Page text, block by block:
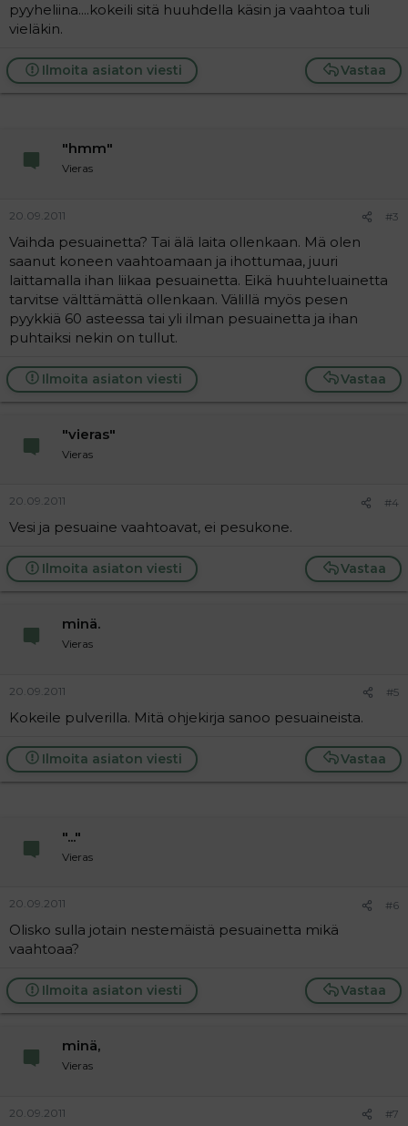
pyyheliina....kokeili sitä huuhdella käsin ja vaahtoa tuli
vieläkin.
Vastaa
Ilmoita asiaton viesti
"hmm"
Vieras
20.09.2011 #3
Vaihda pesuainetta? Tai älä laita ollenkaan. Mä olen
saanut koneen vaahtoamaan ja ihottumaa, juuri
laittamalla ihan liikaa pesuainetta. Eikä huuhteluainetta
tarvitse välttämättä ollenkaan. Välillä myös pesen
pyykkiä 60 asteessa tai yli ilman pesuainetta ja ihan
puhtaiksi nekin on tullut.
Vastaa
Ilmoita asiaton viesti
"vieras"
Vieras
20.09.2011 #4
Vesi ja pesuaine vaahtoavat, ei pesukone.
Vastaa
Ilmoita asiaton viesti
minä.
Vieras
20.09.2011 #5
Kokeile pulverilla. Mitä ohjekirja sanoo pesuaineista.
Vastaa
Ilmoita asiaton viesti
"..."
Vieras
20.09.2011 #6
Olisko sulla jotain nestemäistä pesuainetta mikä
vaahtoaa?
Vastaa
Ilmoita asiaton viesti
minä,
Vieras
20.09.2011 #7